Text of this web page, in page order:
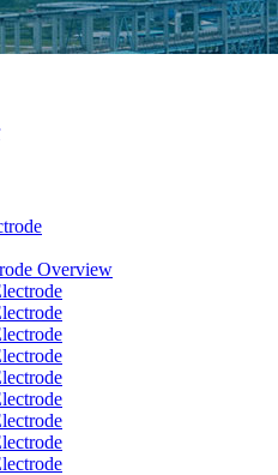
Overview